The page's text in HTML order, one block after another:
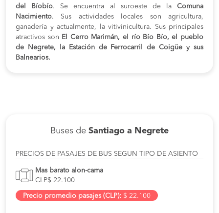
del Bíobío. Se encuentra al suroeste de la Comuna
Nacimiento. Sus actividades locales son agricultura,
ganadería y actualmente, la vitivinicultura. Sus principales
atractivos son
El Cerro Marimán, el río Bío Bío, el pueblo
de Negrete, la Estación de Ferrocarril de Coigüe y sus
Balnearios.
Buses de Santiago a Negrete
PRECIOS DE PASAJES DE BUS SEGUN TIPO DE ASIENTO
Mas barato alon-cama
CLP$ 22.100
Precio promedio pasajes (CLP): $ 22.100